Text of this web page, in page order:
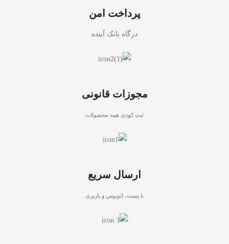
پرداخت امن
درگاه بانک آینده
مجوزات قانونی
ثبت کودی همه محصولات
ارسال سریع
با پست، اتوبوس و باربری